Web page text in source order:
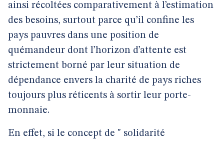
ainsi récoltées comparativement à l’estimation
des besoins, surtout parce qu’il confine les
pays pauvres dans une position de
quémandeur dont l’horizon d’attente est
strictement borné par leur situation de
dépendance envers la charité de pays riches
toujours plus réticents à sortir leur porte-
monnaie.
En effet, si le concept de " solidarité